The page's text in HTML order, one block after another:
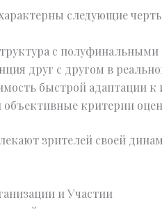
следующие
с
друг с другом в
быстрой адаптации к
объективные критерии
зрителей своей
и Участии